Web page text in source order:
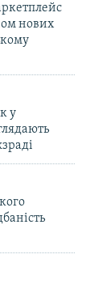
нових
у